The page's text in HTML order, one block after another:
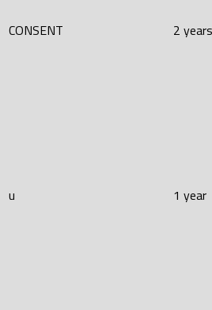
CONSENT 2 years
u 1 year